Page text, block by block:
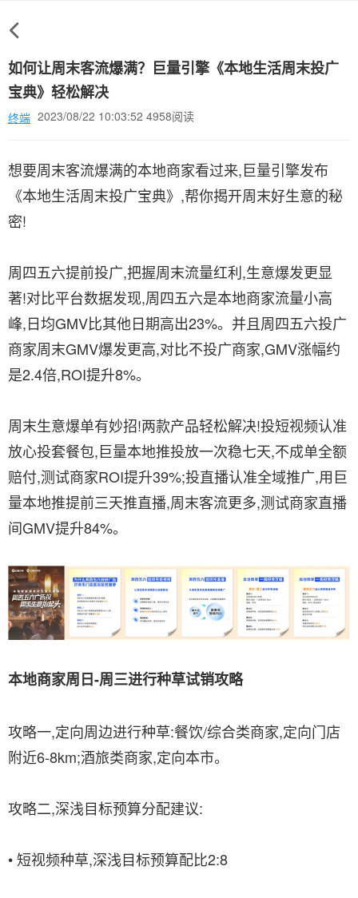
​如何让周末客流爆满？巨量引擎《本地生活周末投广
宝典》轻松解决
终端 2023/08/22 10:03:52 4958阅读
想要周末客流爆满的本地商家看过来,巨量引擎发布
《本地生活周末投广宝典》,帮你揭开周末好生意的秘
密!
周四五六提前投广,把握周末流量红利,生意爆发更显
著!对比平台数据发现,周四五六是本地商家流量小高
峰,日均GMV比其他日期高出23%。并且周四五六投广
商家周末GMV爆发更高,对比不投广商家,GMV涨幅约
是2.4倍,ROI提升8%。
周末生意爆单有妙招!两款产品轻松解决!投短视频认准
放心投套餐包,巨量本地推投放一次稳七天,不成单全额
赔付,测试商家ROI提升39%;投直播认准全域推广,用巨
量本地推提前三天推直播,周末客流更多,测试商家直播
间GMV提升84%。
本地商家周日-周三进行种草试销攻略
攻略一,定向周边进行种草:餐饮/综合类商家,定向门店
附近6-8km;酒旅类商家,定向本市。
攻略二,深浅目标预算分配建议:
• 短视频种草,深浅目标预算配比2:8